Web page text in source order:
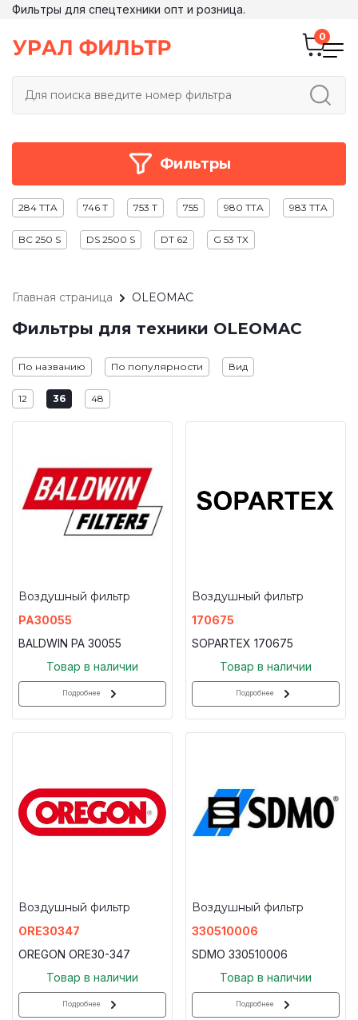
Фильтры для спецтехники опт и розница.
Фильтры
284 TTA 746 T 753 T 755 980 TTA 983 TTA
BC 250 S DS 2500 S DT 62 G 53 TX
Главная страница OLEOMAC
Фильтры для техники OLEOMAC
По названию По популярности Вид
12 36 48
Воздушный фильтр
PA30055
BALDWIN PA 30055
Товар в наличии
Подробнее
Воздушный фильтр
170675
SOPARTEX 170675
Товар в наличии
Подробнее
Воздушный фильтр
ORE30347
OREGON ORE30-347
Товар в наличии
Подробнее
Воздушный фильтр
330510006
SDMO 330510006
Товар в наличии
Подробнее